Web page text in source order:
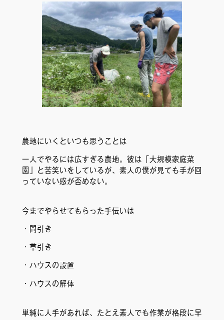
農地にいくといつも思うことは
一人でやるには広すぎる農地。彼は「大規模家庭菜
園」と苦笑いをしているが、素人の僕が見ても手が回
っていない感が否めない。
今までやらせてもらった手伝いは
・間引き
・草引き
・ハウスの設置
・ハウスの解体
単純に人手があれば、たとえ素人でも作業が格段に早